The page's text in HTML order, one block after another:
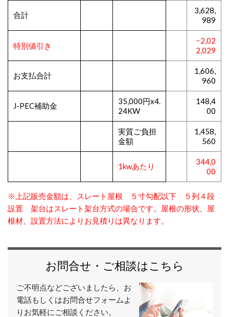
合計
3,628,
989
特別値引き
−2,02
2,029
お支払合計
1,606,
960
J-PEC補助金
35,000円x4.
24KW
148,4
00
実質ご負担
金額
1,458,
560
1kwあたり
344,0
00
※上記販売金額は、スレート屋根 ５寸勾配以下 ５列４段
設置 架台はスレート架台方式の場合です。屋根の形状、屋
根材、設置方法によりお見積りは異なります。
お問合せ・ご相談はこちら
ご不明点などございましたら、お
電話もしくはお問合せフォームよ
りお気軽にご相談ください。